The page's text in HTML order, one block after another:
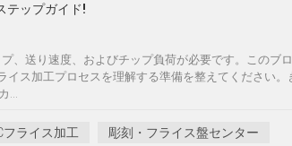
テップガイド!
、送り速度、およびチップ負荷が必要です。このブ
ス加工プロセスを理解する準備を整えてください。
フライス加工 彫刻・フライス盤センター